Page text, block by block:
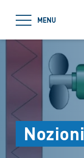
MENU